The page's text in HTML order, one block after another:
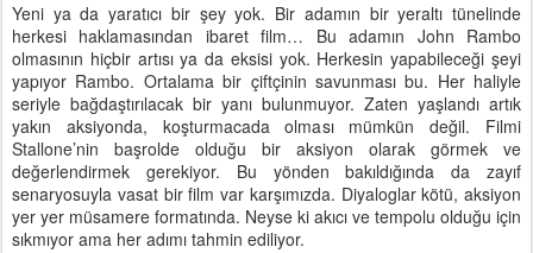
Yeni ya da yaratıcı bir şey yok. Bir adamın bir yeraltı tünelinde
herkesi haklamasından ibaret film… Bu adamın John Rambo
olmasının hiçbir artısı ya da eksisi yok. Herkesin yapabileceği şeyi
yapıyor Rambo. Ortalama bir çiftçinin savunması bu. Her haliyle
seriyle bağdaştırılacak bir yanı bulunmuyor. Zaten yaşlandı artık
yakın aksiyonda, koşturmacada olması mümkün değil. Filmi
Stallone’nin başrolde olduğu bir aksiyon olarak görmek ve
değerlendirmek gerekiyor. Bu yönden bakıldığında da zayıf
senaryosuyla vasat bir film var karşımızda. Diyaloglar kötü, aksiyon
yer yer müsamere formatında. Neyse ki akıcı ve tempolu olduğu için
sıkmıyor ama her adımı tahmin ediliyor.